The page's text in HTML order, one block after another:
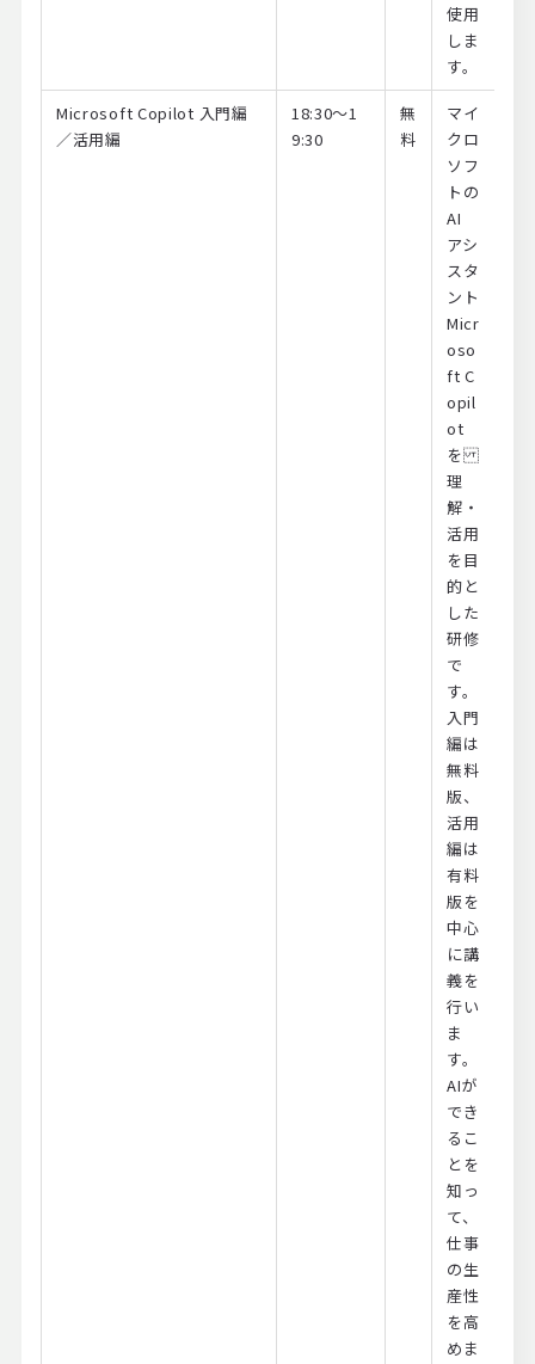
使用
しま
す。
Microsoft Copilot 入門編
／活用編
18:30～1
9:30
無
料
マイ
クロ
ソフ
トの
AI
アシ
スタ
ント
Micr
oso
ft C
opil
ot
を
理
解・
活用
を目
的と
した
研修
で
す。
入門
編は
無料
版、
活用
編は
有料
版を
中心
に講
義を
行い
ま
す。
AIが
でき
るこ
とを
知っ
て、
仕事
の生
産性
を高
めま